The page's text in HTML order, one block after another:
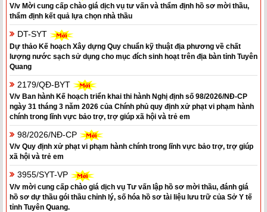
V/v Mời cung cấp chào giá dịch vụ tư vấn và thẩm định hồ sơ mời thầu,
thẩm định kết quả lựa chọn nhà thầu
DT-SYT
Dự thảo Kế hoạch Xây dựng Quy chuẩn kỹ thuật địa phương về chất
lượng nước sạch sử dụng cho mục đích sinh hoạt trên địa bàn tỉnh Tuyên
Quang
2179/QĐ-BYT
V/v Ban hành Kế hoạch triển khai thi hành Nghị định số 98/2026/NĐ-CP
ngày 31 tháng 3 năm 2026 của Chính phủ quy định xử phạt vi phạm hành
chính trong lĩnh vực bảo trợ, trợ giúp xã hội và trẻ em
98/2026/NĐ-CP
V/v Quy định xử phạt vi phạm hành chính trong lĩnh vực bảo trợ, trợ giúp
xã hội và trẻ em
3955/SYT-VP
V/v mời cung cấp chào giá dịch vụ Tư vấn lập hồ sơ mời thầu, đánh giá
hồ sơ dự thầu gói thầu chỉnh lý, số hóa hồ sơ tài liệu lưu trữ của Sở Y tế
tỉnh Tuyên Quang.